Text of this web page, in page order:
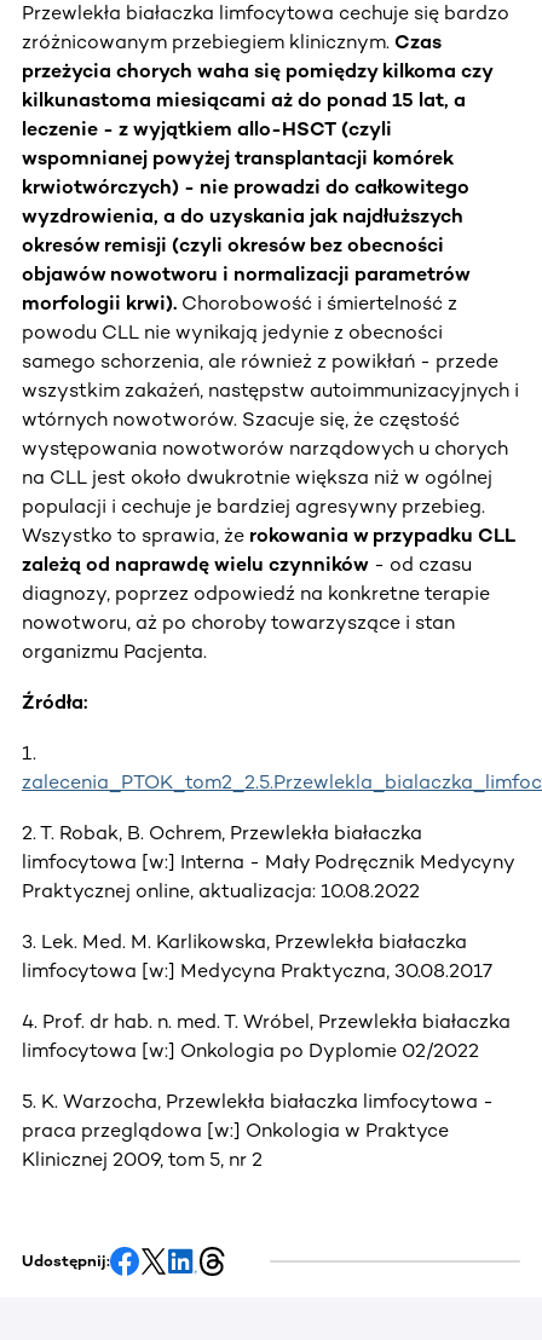
Przewlekła białaczka limfocytowa cechuje się bardzo
zróżnicowanym przebiegiem klinicznym. Czas
przeżycia chorych waha się pomiędzy kilkoma czy
kilkunastoma miesiącami aż do ponad 15 lat, a
leczenie - z wyjątkiem allo-HSCT (czyli
wspomnianej powyżej transplantacji komórek
krwiotwórczych) - nie prowadzi do całkowitego
wyzdrowienia, a do uzyskania jak najdłuższych
okresów remisji (czyli okresów bez obecności
objawów nowotworu i normalizacji parametrów
morfologii krwi). Chorobowość i śmiertelność z
powodu CLL nie wynikają jedynie z obecności
samego schorzenia, ale również z powikłań - przede
wszystkim zakażeń, następstw autoimmunizacyjnych i
wtórnych nowotworów. Szacuje się, że częstość
występowania nowotworów narządowych u chorych
na CLL jest około dwukrotnie większa niż w ogólnej
populacji i cechuje je bardziej agresywny przebieg.
Wszystko to sprawia, że rokowania w przypadku CLL
zależą od naprawdę wielu czynników - od czasu
diagnozy, poprzez odpowiedź na konkretne terapie
nowotworu, aż po choroby towarzyszące i stan
organizmu Pacjenta.
Źródła:
1.
2. T. Robak, B. Ochrem, Przewlekła białaczka
limfocytowa [w:] Interna - Mały Podręcznik Medycyny
Praktycznej online, aktualizacja: 10.08.2022
3. Lek. Med. M. Karlikowska, Przewlekła białaczka
limfocytowa [w:] Medycyna Praktyczna, 30.08.2017
4. Prof. dr hab. n. med. T. Wróbel, Przewlekła białaczka
limfocytowa [w:] Onkologia po Dyplomie 02/2022
5. K. Warzocha, Przewlekła białaczka limfocytowa -
praca przeglądowa [w:] Onkologia w Praktyce
Klinicznej 2009, tom 5, nr 2
Udostępnij: